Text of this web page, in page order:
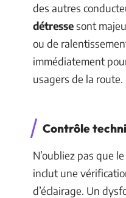
des autres
détressesont
ou de
immédiatement
usagers de la route.
Contrôle
N’oubliez pas que le
inclut une
d’éclairage. Un